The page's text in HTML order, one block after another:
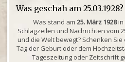
Was geschah am 25.03.1928?
Was stand am 25. März 1928in
Schlagzeilen und Nachrichten vom
und die Welt bewegt? Schenken
Tag der Geburt oder dem
Tageszeitung oder Zeitschrift